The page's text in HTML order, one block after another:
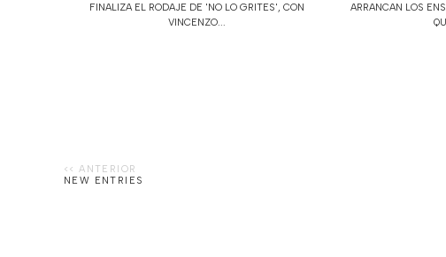
FINALIZA EL RODAJE DE 'NO LO GRITES', CON
VINCENZO...
ARRANCAN LOS
NEW ENTRIES